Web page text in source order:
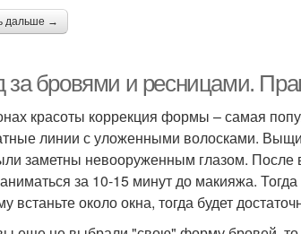
дальше →
за бровями и ресницами.
красоты коррекция формы – самая
линии с уложенными волосками.
заметны невооруженным глазом.
за 10-15 минут до макияжа.
встаньте около окна, тогда будет